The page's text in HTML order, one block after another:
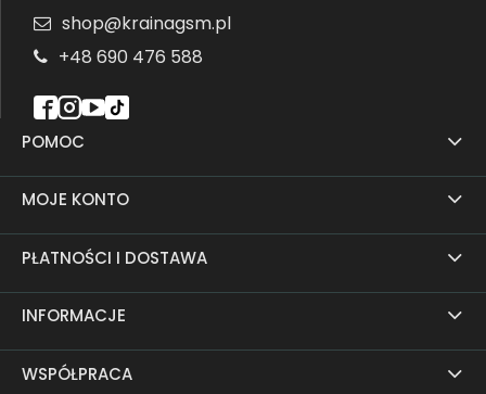
POMOC
MOJE KONTO
PŁATNOŚCI I DOSTAWA
INFORMACJE
WSPÓŁPRACA
shop@krainagsm.pl
+48 690 476 588